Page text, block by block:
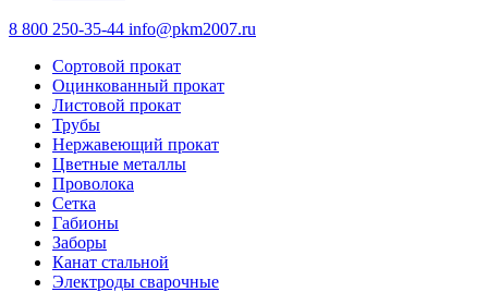
8 800 250-35-44 info@pkm2007.ru
Сортовой прокат
Оцинкованный прокат
Листовой прокат
Трубы
Нержавеющий прокат
Цветные металлы
Проволока
Сетка
Габионы
Заборы
Канат стальной
Электроды сварочные